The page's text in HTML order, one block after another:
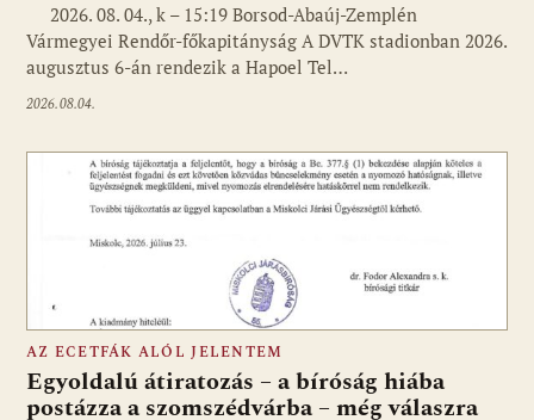
2026. 08. 04., k – 15:19 Borsod-Abaúj-Zemplén
Vármegyei Rendőr-főkapitányság A DVTK stadionban 2026.
augusztus 6-án rendezik a Hapoel Tel…
2026.08.04.
AZ ECETFÁK ALÓL JELENTEM
Egyoldalú átiratozás – a bíróság hiába
postázza a szomszédvárba – még válaszra